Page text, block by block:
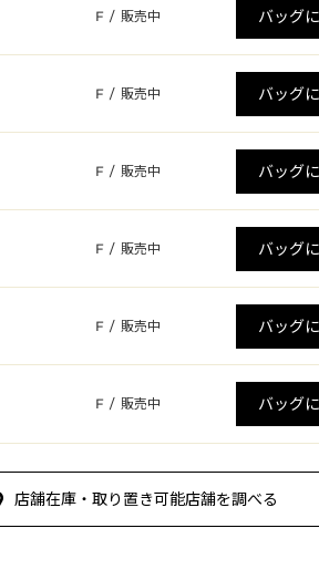
F / 販売中 バッグ
F / 販売中 バッグ
F / 販売中 バッグ
F / 販売中 バッグ
F / 販売中 バッグ
F / 販売中 バッグ
店舗在庫・取り置き可能店舗を調べる